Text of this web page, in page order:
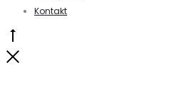
Kontakt